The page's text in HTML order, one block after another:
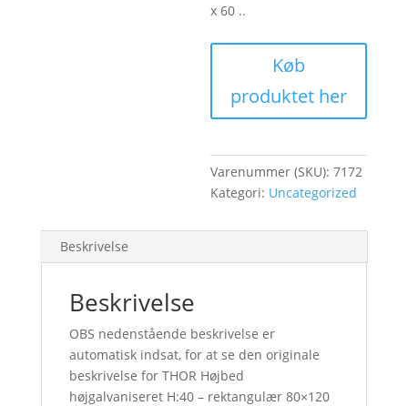
x 60 ..
Køb
produktet her
Varenummer (SKU):7172
Kategori: Uncategorized
Beskrivelse
Beskrivelse
OBS nedenstående beskrivelse er
automatisk indsat, for at se den originale
beskrivelse for THOR Højbed
højgalvaniseret H:40 – rektangulær 80×120